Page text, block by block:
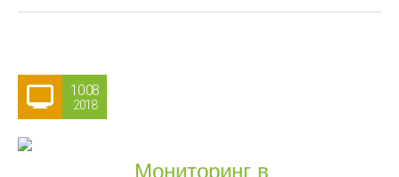
10.08
2018
Мониторинг в